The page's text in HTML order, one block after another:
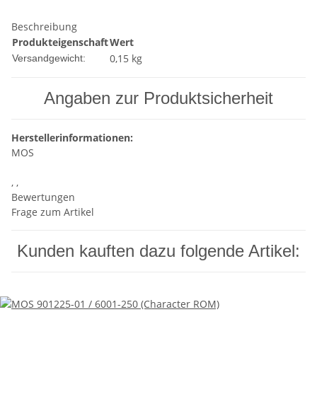
Beschreibung
ProdukteigenschaftWert
Versandgewicht: 0,15 kg
Angaben zur Produktsicherheit
Herstellerinformationen:
MOS
, ,
Bewertungen
Frage zum Artikel
Kunden kauften dazu folgende Artikel: